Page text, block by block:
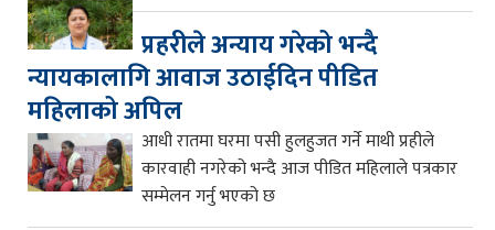
प्रहरीले अन्याय गरेको भन्दै
न्यायकालागि आवाज उठाईदिन पीडित
महिलाको अपिल
आधी रातमा घरमा पसी हुलहुजत गर्ने माथी प्रहीले
कारवाही नगरेको भन्दै आज पीडित महिलाले पत्रकार
सम्मेलन गर्नु भएको छ